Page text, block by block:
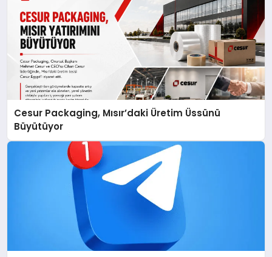
Cesur Packaging, Mısır’daki Üretim Üssünü
Büyütüyor